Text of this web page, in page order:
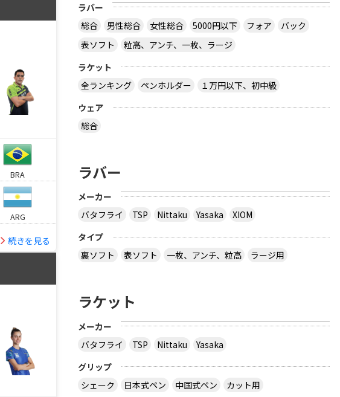
BRA
ARG
続きを見る
ラバー
総合
男性総合 女性総合 5000円以下 フォア
バック
表ソフト
粒高、アンチ、一枚、ラージ
ラケット
全ランキング
ペンホルダー
１万円以下、初中級
ウェア
総合
ラバー
メーカー
バタフライ
TSP Nittaku Yasaka
XIOM
タイプ
裏ソフト
表ソフト 一枚、アンチ、粒高 ラージ用
ラケット
メーカー
バタフライ
TSP Nittaku
Yasaka
グリップ
シェーク
日本式ペン 中国式ペン
カット用